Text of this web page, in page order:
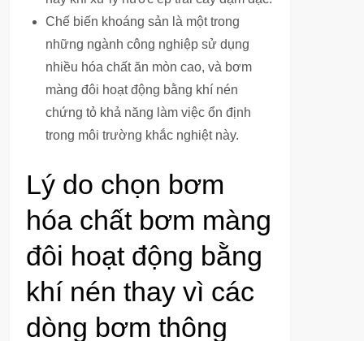
Chế biến khoáng sản là một trong
những ngành công nghiệp sử dụng
nhiều hóa chất ăn mòn cao, và bơm
màng đôi hoạt động bằng khí nén
chứng tỏ khả năng làm việc ổn định
trong môi trường khắc nghiệt này.
Lý do chọn bơm
hóa chất bơm màng
đôi hoạt động bằng
khí nén thay vì các
dòng bơm thông